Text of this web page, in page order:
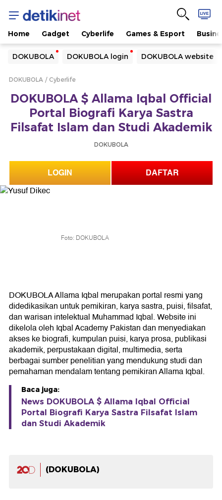
Home Gadget Cyberlife Games & Esport
DOKUBOLA DOKUBOLA login DOKUBOLA website
Yang sedang ramai dicari
Loading...
Loading...
DOKUBOLA Cyberlife
DOKUBOLA $ Allama Iqbal Official
Portal Biografi Karya Sastra
Filsafat Islam dan Studi Akademik
DOKUBOLA
LOGIN DAFTAR
Foto: DOKUBOLA
DOKUBOLA Allama Iqbal merupakan portal resmi yang
didedikasikan untuk pemikiran, karya sastra, puisi, filsafat,
dan warisan intelektual Muhammad Iqbal. Website ini
dikelola oleh Iqbal Academy Pakistan dan menyediakan
akses ke biografi, kumpulan puisi, karya prosa, publikasi
akademik, perpustakaan digital, multimedia, serta
berbagai sumber penelitian yang mendukung studi dan
pemahaman mendalam tentang pemikiran Allama Iqbal.
Baca juga:
News DOKUBOLA $ Allama Iqbal Official
Portal Biografi Karya Sastra Filsafat Islam
dan Studi Akademik
(DOKUBOLA)